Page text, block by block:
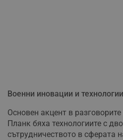
Военни иновации и
Основен акцент в
Планк бяха технологиите с
сътрудничеството в сферата